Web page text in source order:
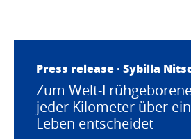
Press release · Sybilla
Zum Welt-
jeder Kilometer über
Leben entscheidet